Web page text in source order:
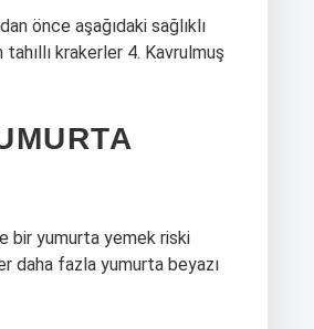
önce aşağıdaki sağlıklı
krakerler 4. Kavrulmuş
bir yumurta yemek riski
daha fazla yumurta beyazı